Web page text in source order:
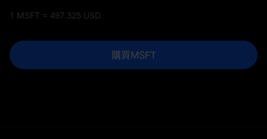
1 MSFT = 497.325 USD
購買MSFT